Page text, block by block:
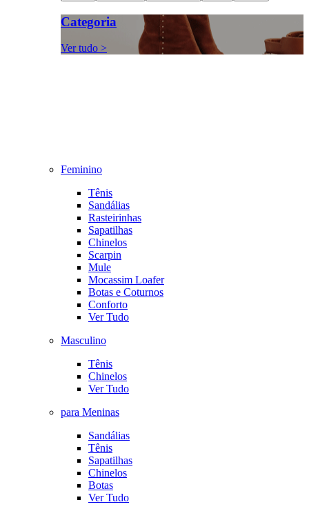
Categoria
Ver tudo >
Feminino
Tênis
Sandálias
Rasteirinhas
Sapatilhas
Chinelos
Scarpin
Mule
Mocassim Loafer
Botas e Coturnos
Conforto
Ver Tudo
Masculino
Tênis
Chinelos
Ver Tudo
para Meninas
Sandálias
Tênis
Sapatilhas
Chinelos
Botas
Ver Tudo